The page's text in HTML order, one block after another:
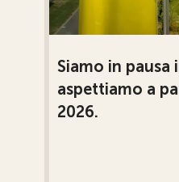
Siamo in pausa
aspettiamo a
2026.